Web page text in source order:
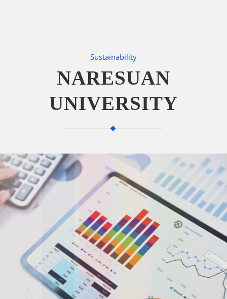
Sustainability
NARESUAN
UNIVERSITY